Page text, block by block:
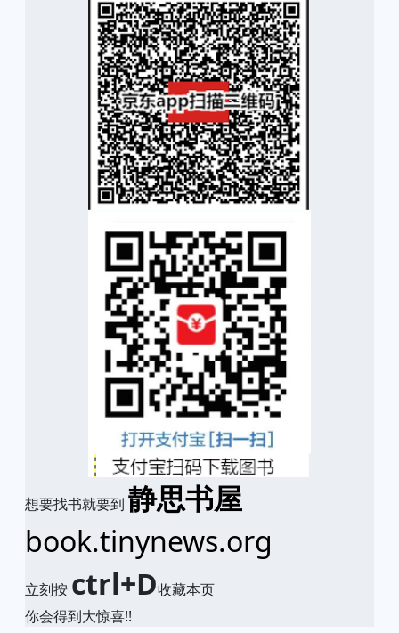
想要找书就要到 静思书屋
book.tinynews.org
立刻按 ctrl+D收藏本页
你会得到大惊喜!!